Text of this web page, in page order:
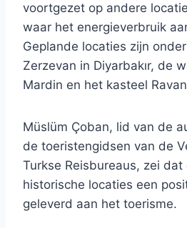
voortgezet op andere
waar het energieverbruik
Geplande locaties zijn
Zerzevan in Diyarbakır, de
Mardin en het kasteel
Müslüm Çoban, lid van de
de toeristengidsen van de
Turkse Reisbureaus, zei
historische locaties een
geleverd aan het toerisme.